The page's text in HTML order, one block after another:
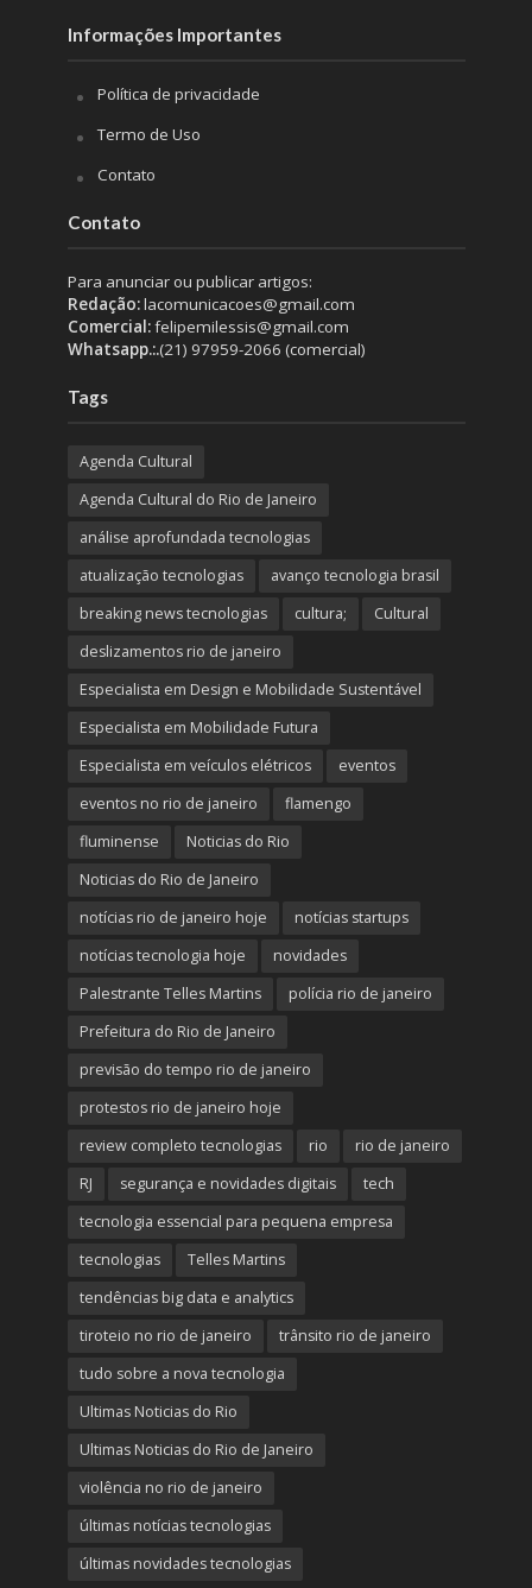
Informações Importantes
Política de privacidade
Termo de Uso
Contato
Contato
Para anunciar ou publicar artigos:
Redação:lacomunicacoes@gmail.com
Comercial:felipemilessis@gmail.com
Whatsapp.:.(21) 97959-2066 (comercial)
Tags
Agenda Cultural
Agenda Cultural do Rio de Janeiro
análise aprofundada tecnologias
atualização tecnologias
avanço tecnologia brasil
breaking news tecnologias
cultura;
Cultural
deslizamentos rio de janeiro
Especialista em Design e Mobilidade Sustentável
Especialista em Mobilidade Futura
Especialista em veículos elétricos
eventos
eventos no rio de janeiro
flamengo
fluminense
Noticias do Rio
Noticias do Rio de Janeiro
notícias rio de janeiro hoje
notícias startups
notícias tecnologia hoje
novidades
Palestrante Telles Martins
polícia rio de janeiro
Prefeitura do Rio de Janeiro
previsão do tempo rio de janeiro
protestos rio de janeiro hoje
review completo tecnologias
rio
rio de janeiro
RJ
segurança e novidades digitais
tech
tecnologia essencial para pequena empresa
tecnologias
Telles Martins
tendências big data e analytics
tiroteio no rio de janeiro
trânsito rio de janeiro
tudo sobre a nova tecnologia
Ultimas Noticias do Rio
Ultimas Noticias do Rio de Janeiro
violência no rio de janeiro
últimas notícias tecnologias
últimas novidades tecnologias